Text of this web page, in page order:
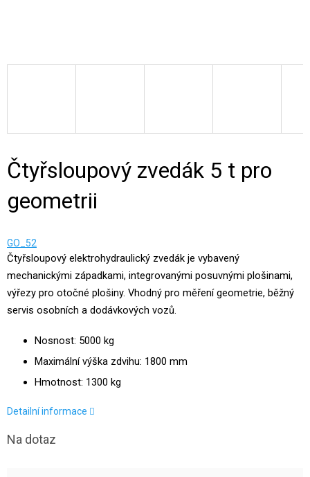
Čtyřsloupový zvedák 5 t pro
geometrii
GO_52
Čtyřsloupový elektrohydraulický zvedák je vybavený
mechanickými západkami, integrovanými posuvnými plošinami,
výřezy pro otočné plošiny. Vhodný pro měření geometrie, běžný
servis osobních a dodávkových vozů.
Nosnost: 5000 kg
Maximální výška zdvihu: 1800 mm
Hmotnost: 1300 kg
Detailní informace
Na dotaz